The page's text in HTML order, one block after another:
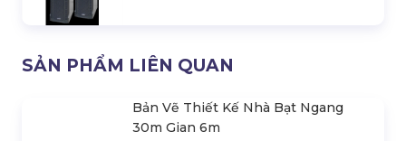
SẢN PHẨM LIÊN QUAN
Bản Vẽ Thiết Kế Nhà Bạt Ngang
30m Gian 6m